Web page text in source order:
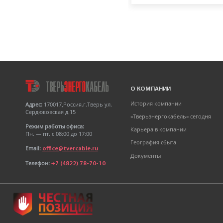
Адрес: 170017,Россия.г.Тверь ул.
Сердюковская д.15
Режим работы офиса:
Пн. — пт. с 08:00 до 17:00
Email: office@tvercable.ru
Телефон: +7 (4822) 78-70-10
О КОМПАНИИ
История компании
«Тверьэнергокабель» сегодня
Карьера в компании
География сбыта
Документы